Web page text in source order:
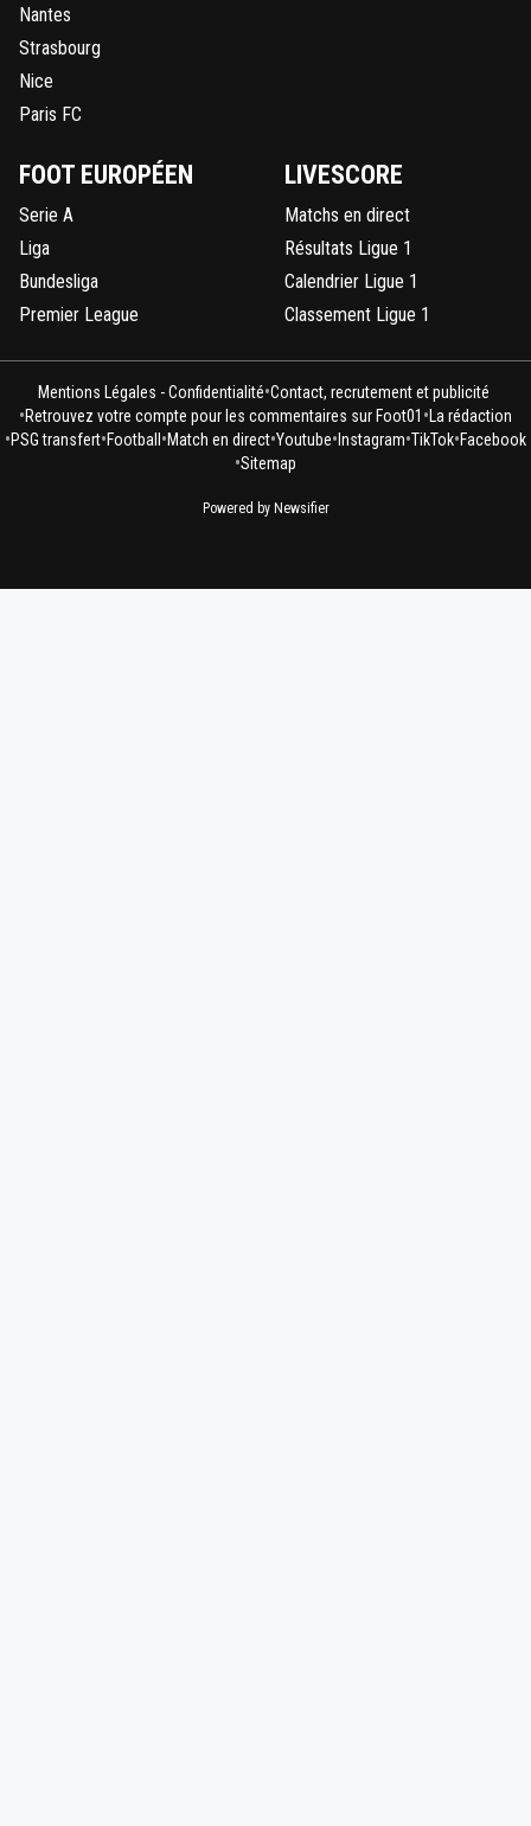
Nantes
Strasbourg
Nice
Paris FC
FOOT EUROPÉEN
Serie A
Liga
Bundesliga
Premier League
LIVESCORE
Matchs en direct
Résultats Ligue 1
Calendrier Ligue 1
Classement Ligue 1
Mentions Légales - Confidentialité•Contact, recrutement et publicité
•Retrouvez votre compte pour les commentaires sur Foot01 •La rédaction
•PSG transfert•Football •Match en direct•Youtube• Instagram•TikTok•Facebook
•Sitemap
Powered by Newsifier